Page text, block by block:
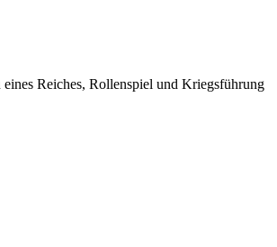
Reiches, Rollenspiel und Kriegsführung